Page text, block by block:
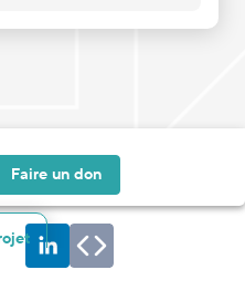
Faire un don